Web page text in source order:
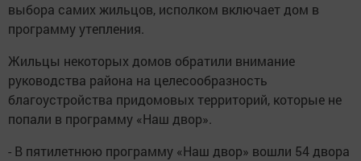
выбора самих жильцов, исполком включает дом в
программу утепления.
Жильцы некоторых домов обратили внимание
руководства района на целесообразность
благоустройства придомовых территорий, которые не
попали в программу «Наш двор».
- В пятилетнюю программу «Наш двор» вошли 54 двора